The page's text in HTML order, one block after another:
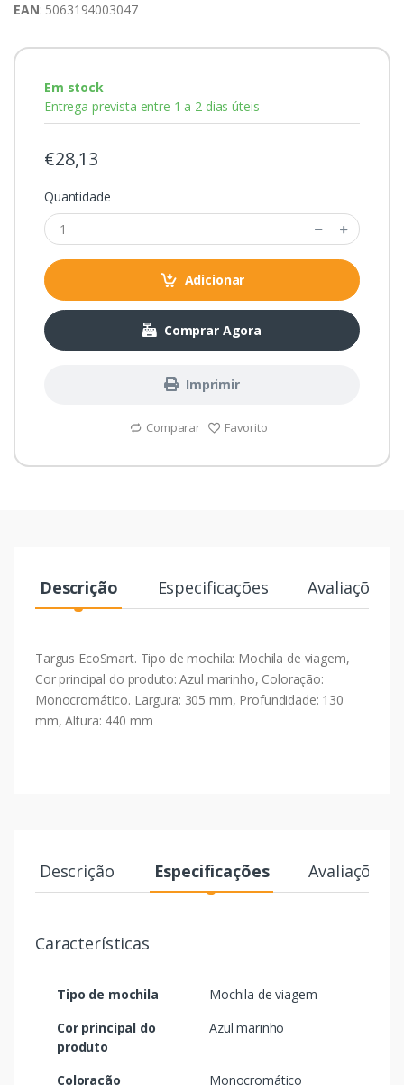
EAN: 5063194003047
Em stock
Entrega prevista entre 1 a 2 dias úteis
€28,13
Quantidade
Adicionar
Comprar Agora
Imprimir
Comparar Favorito
Descrição Especificações Avaliações
Targus EcoSmart. Tipo de mochila: Mochila de viagem,
Cor principal do produto: Azul marinho, Coloração:
Monocromático. Largura: 305 mm, Profundidade: 130
mm, Altura: 440 mm
Descrição Especificações Avaliações
Características
Tipo de mochila
Mochila de viagem
Cor principal do
produto
Azul marinho
Coloração
Monocromático